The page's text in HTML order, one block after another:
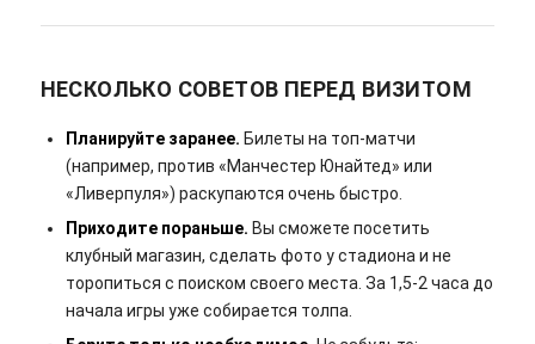
НЕСКОЛЬКО СОВЕТОВ ПЕРЕД ВИЗИТОМ
Планируйте заранее. Билеты на топ-матчи
(например, против «Манчестер Юнайтед» или
«Ливерпуля») раскупаются очень быстро.
Приходите пораньше. Вы сможете посетить
клубный магазин, сделать фото у стадиона и не
торопиться с поиском своего места. За 1,5-2 часа до
начала игры уже собирается толпа.